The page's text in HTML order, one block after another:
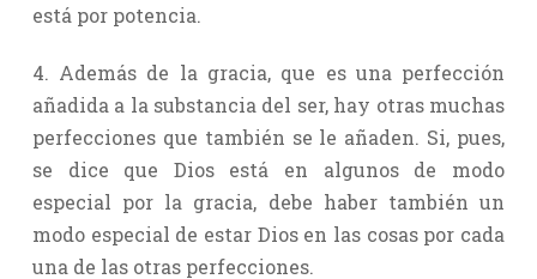
está por potencia.
4. Además de la gracia, que es una perfección
añadida a la substancia del ser, hay otras muchas
perfecciones que también se le añaden. Si, pues,
se dice que Dios está en algunos de modo
especial por la gracia, debe haber también un
modo especial de estar Dios en las cosas por cada
una de las otras perfecciones.